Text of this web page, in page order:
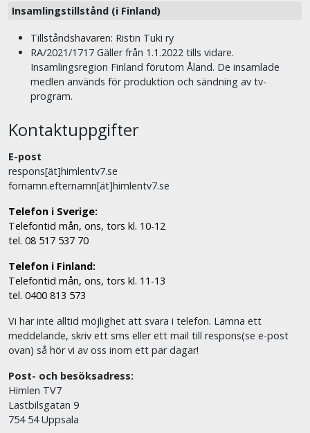
Insamlingstillstånd (i Finland)
Tillståndshavaren: Ristin Tuki ry
RA/2021/1717 Gäller från 1.1.2022 tills vidare.
Insamlingsregion Finland förutom Åland. De insamlade
medlen används för produktion och sändning av tv-
program.
Kontaktuppgifter
E-post
respons[ät]himlentv7.se
fornamn.efternamn[ät]himlentv7.se
Telefon i Sverige:
Telefontid mån, ons, tors kl. 10-12
tel. 08 517 537 70
Telefon i Finland:
Telefontid mån, ons, tors kl. 11-13
tel. 0400 813 573
Vi har inte alltid möjlighet att svara i telefon. Lämna ett
meddelande, skriv ett sms eller ett mail till respons(se e-post
ovan) så hör vi av oss inom ett par dagar!
Post- och besöksadress:
Himlen TV7
Lastbilsgatan 9
754 54 Uppsala